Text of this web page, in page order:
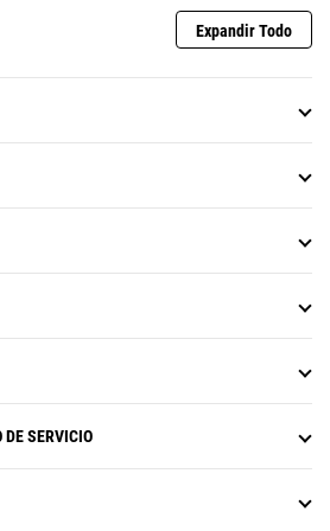
eficiencia del lugar de trabajo con
menores costes de operación.
Expandir Todo
DE SERVICIO